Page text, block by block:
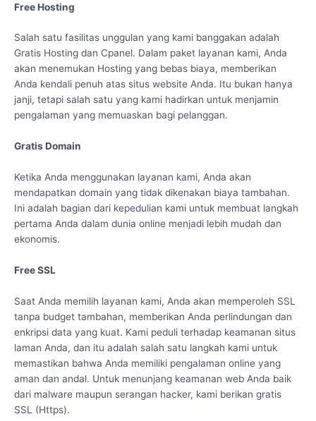
Free Hosting
Salah satu fasilitas unggulan yang kami banggakan adalah
Gratis Hosting dan Cpanel. Dalam paket layanan kami, Anda
akan menemukan Hosting yang bebas biaya, memberikan
Anda kendali penuh atas situs website Anda. Itu bukan hanya
janji, tetapi salah satu yang kami hadirkan untuk menjamin
pengalaman yang memuaskan bagi pelanggan.
Gratis Domain
Ketika Anda menggunakan layanan kami, Anda akan
mendapatkan domain yang tidak dikenakan biaya tambahan.
Ini adalah bagian dari kepedulian kami untuk membuat langkah
pertama Anda dalam dunia online menjadi lebih mudah dan
ekonomis.
Free SSL
Saat Anda memilih layanan kami, Anda akan memperoleh SSL
tanpa budget tambahan, memberikan Anda perlindungan dan
enkripsi data yang kuat. Kami peduli terhadap keamanan situs
laman Anda, dan itu adalah salah satu langkah kami untuk
memastikan bahwa Anda memiliki pengalaman online yang
aman dan andal. Untuk menunjang keamanan web Anda baik
dari malware maupun serangan hacker, kami berikan gratis
SSL (Https).